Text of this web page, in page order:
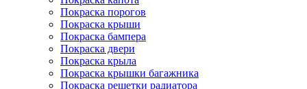
Покраска порогов
Покраска крыши
Покраска бампера
Покраска двери
Покраска крыла
Покраска крышки багажника
Покраска решетки радиатора